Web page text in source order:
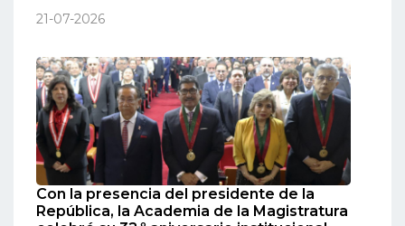
21-07-2026
Con la presencia del presidente de la
República, la Academia de la Magistratura